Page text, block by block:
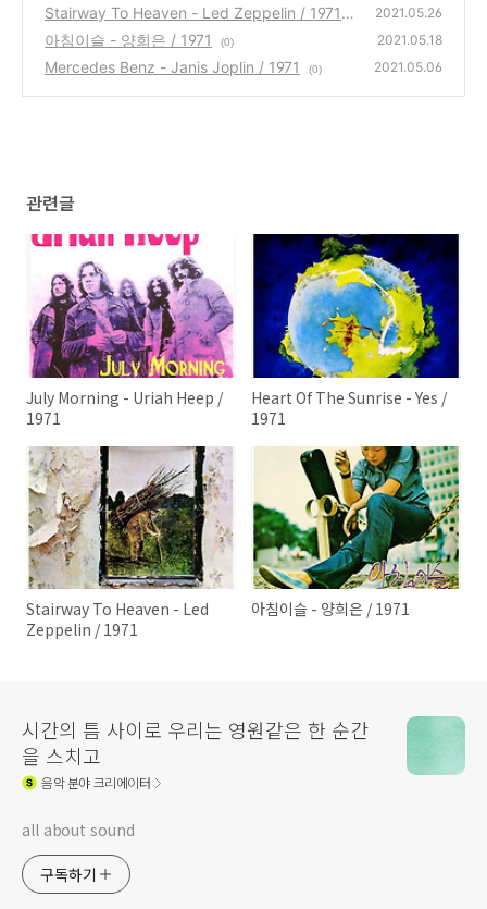
Stairway To Heaven - Led Zeppelin / 1971
(0)
2021.05.26
아침이슬 - 양희은 / 1971 (0) 2021.05.18
Mercedes Benz - Janis Joplin / 1971 (0) 2021.05.06
관련글
July Morning - Uriah Heep /
1971
Heart Of The Sunrise - Yes /
1971
Stairway To Heaven - Led
Zeppelin / 1971
아침이슬 - 양희은 / 1971
시간의 틈 사이로 우리는 영원같은 한 순간
을 스치고
음악분야 크리에이터
all about sound
구독하기